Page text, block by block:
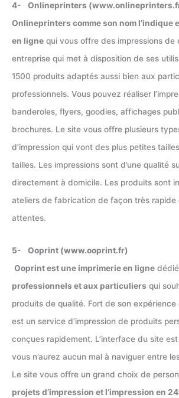
4- Onlineprinters
Onlineprinters comme son nom l’indique
en ligne qui vous offre des impressions de
entreprise qui met à disposition de ses
1500 produits adaptés aussi bien aux
professionnels. Vous pouvez réaliser
banderoles, flyers, goodies, affichages
brochures. Le site vous offre plusieurs
d’impression qui vont des plus petites
tailles. Les impressions sont d’une qualité
directement à domicile. Les produits sont
ateliers de fabrication de façon très rapide
attentes.
5- Ooprint (www.ooprint.fr)
Ooprint est une imprimerie en ligne
professionnels et aux particuliers qui
produits de qualité. Fort de son
est un service d’impression de produits
conçues rapidement. L’interface du site
vous n’aurez aucun mal à naviguer entre
Le site vous offre un grand choix de
projets d’impression et l’impression en